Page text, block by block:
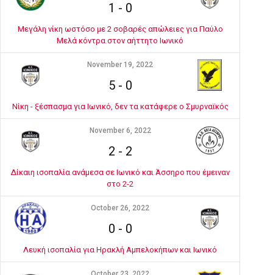
1 - 0
Μεγάλη νίκη ωστόσο με 2 σοβαρές απώλειες για Παύλο
Μελά κόντρα στον αήττητο Ιωνικό
November 19, 2022
5- 0
Νίκη - ξέσπασμα για Ιωνικό, δεν τα κατάφερε ο Σμυρναϊκός
November 6, 2022
2 - 2
Δίκαιη ισοπαλία ανάμεσα σε Ιωνικό και Άσσηρο που έμειναν
στο 2-2
October 26, 2022
0 - 0
Λευκή ισοπαλία για Ηρακλή Αμπελοκήπων και Ιωνικό